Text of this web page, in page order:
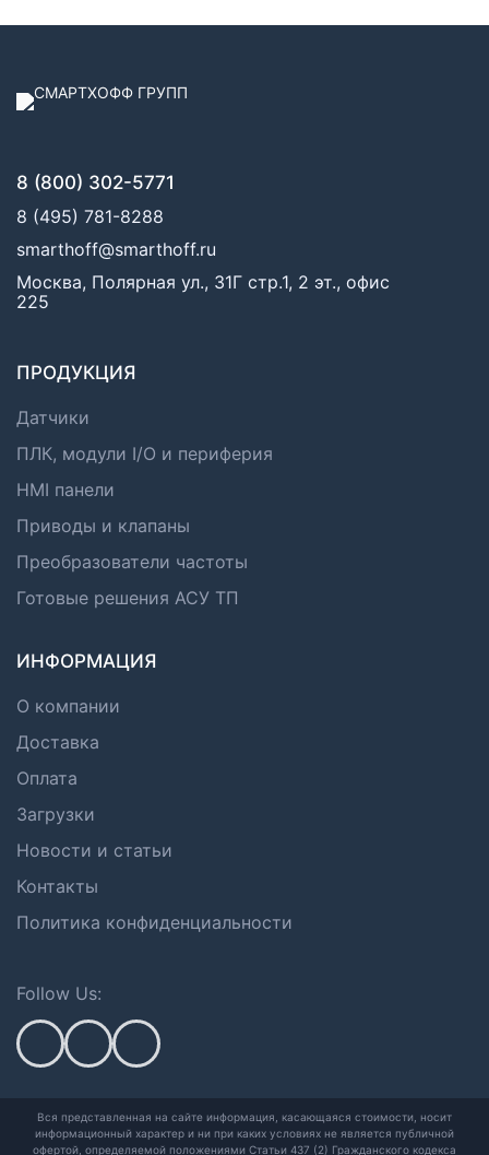
8 (800) 302-5771
8 (495) 781-8288
smarthoff@smarthoff.ru
Москва, Полярная ул., 31Г стр.1, 2 эт., офис
225
ПРОДУКЦИЯ
Датчики
ПЛК, модули I/O и периферия
HMI панели
Приводы и клапаны
Преобразователи частоты
Готовые решения АСУ ТП
ИНФОРМАЦИЯ
О компании
Доставка
Оплата
Загрузки
Новости и статьи
Контакты
Политика конфиденциальности
Follow Us:
Вся представленная на сайте информация, касающаяся стоимости, носит
информационный характер и ни при каких условиях не является публичной
офертой, определяемой положениями Статьи 437 (2) Гражданского кодекса